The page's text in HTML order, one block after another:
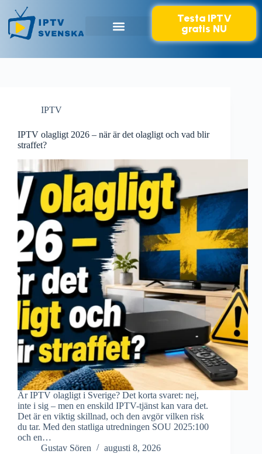
Testa IPTV
gratis NU
IPTV
IPTV olagligt 2026 – när är det olagligt och vad blir
straffet?
Är IPTV olagligt i Sverige? Det korta svaret: nej,
inte i sig – men en enskild IPTV-tjänst kan vara det.
Det är en viktig skillnad, och den avgör vilken risk
du tar. Med den statliga utredningen SOU 2025:100
och en…
Gustav Sören
augusti 8, 2026